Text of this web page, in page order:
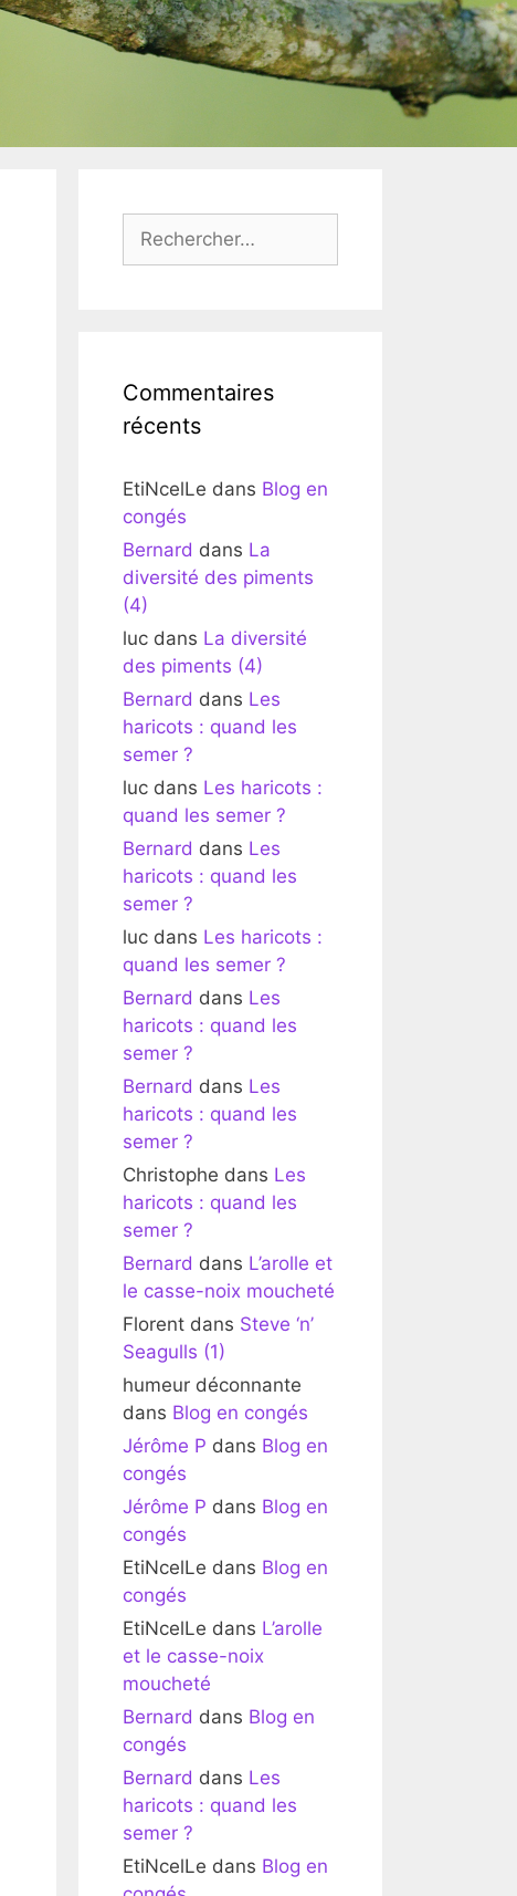
Commentaires
récents
EtiNcelLe dans Blog en
congés
Bernard dans La
diversité des piments
(4)
luc dans La diversité
des piments (4)
Bernard dans Les
haricots : quand les
semer ?
luc dans Les haricots :
quand les semer ?
Bernard dans Les
haricots : quand les
semer ?
luc dans Les haricots :
quand les semer ?
Bernard dans Les
haricots : quand les
semer ?
Bernard dans Les
haricots : quand les
semer ?
Christophe dans Les
haricots : quand les
semer ?
Bernard dans L’arolle et
le casse-noix moucheté
Florent dans Steve ‘n’
Seagulls (1)
humeur déconnante
dans Blog en congés
Jérôme P dans Blog en
congés
Jérôme P dans Blog en
congés
EtiNcelLe dans Blog en
congés
EtiNcelLe dans L’arolle
et le casse-noix
moucheté
Bernard dans Blog en
congés
Bernard dans Les
haricots : quand les
semer ?
EtiNcelLe dans Blog en